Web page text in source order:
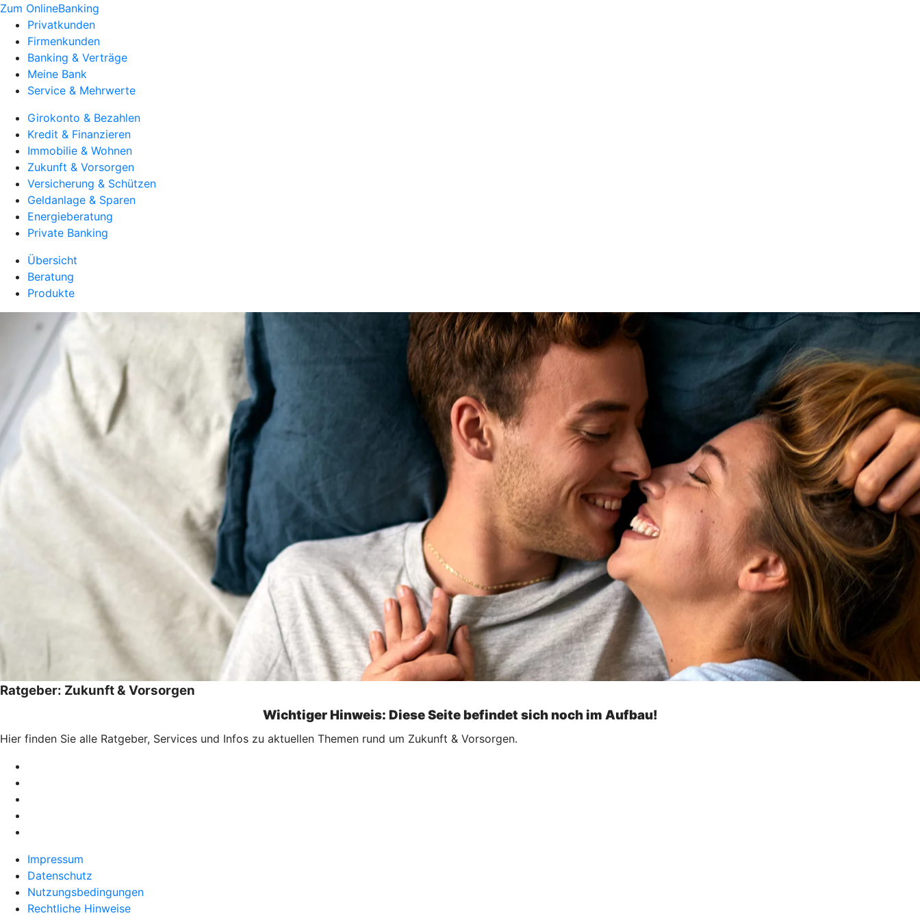
Zum OnlineBanking
Privatkunden
Firmenkunden
Banking & Verträge
Meine Bank
Service & Mehrwerte
Girokonto & Bezahlen
Kredit & Finanzieren
Immobilie & Wohnen
Zukunft & Vorsorgen
Versicherung & Schützen
Geldanlage & Sparen
Energieberatung
Private Banking
Übersicht
Beratung
Produkte
Ratgeber: Zukunft & Vorsorgen
Wichtiger Hinweis: Diese Seite befindet sich noch im Aufbau!
Hier finden Sie alle Ratgeber, Services und Infos zu aktuellen Themen rund um Zukunft & Vorsorgen.
Impressum
Datenschutz
Nutzungsbedingungen
Rechtliche Hinweise